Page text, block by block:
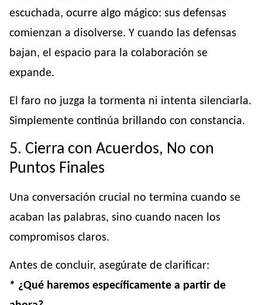
escuchada, ocurre algo mágico: sus defensas
comienzan a disolverse. Y cuando las defensas
bajan, el espacio para la colaboración se
expande.
El faro no juzga la tormenta ni intenta silenciarla.
Simplemente continúa brillando con constancia.
5. Cierra con Acuerdos, No con
Puntos Finales
Una conversación crucial no termina cuando se
acaban las palabras, sino cuando nacen los
compromisos claros.
Antes de concluir, asegúrate de clarificar:
* ¿Qué haremos específicamente a partir de